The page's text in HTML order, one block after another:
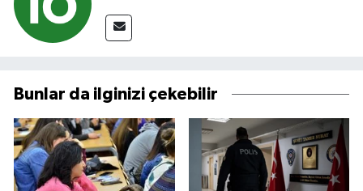
Bunlar da ilginizi çekebilir